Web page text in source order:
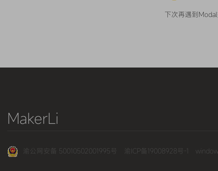
下次再遇到
MakerLi
渝公网安备 50010502001995号 渝ICP备19008928号-1